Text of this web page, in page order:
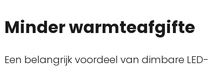
Minder warmteafgifte
Een belangrijk voordeel van dimbare LED-